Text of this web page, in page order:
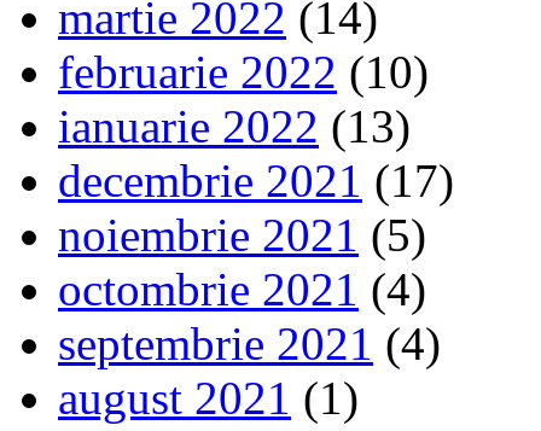
martie 2022 (14)
februarie 2022 (10)
ianuarie 2022 (13)
decembrie 2021 (17)
noiembrie 2021 (5)
octombrie 2021 (4)
septembrie 2021 (4)
august 2021 (1)